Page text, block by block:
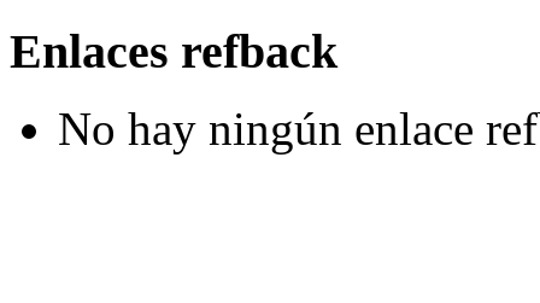
Enlaces refback
No hay ningún enlace